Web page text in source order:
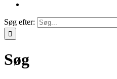
Søg efter:
Søg